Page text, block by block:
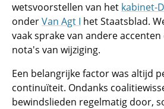
wetsvoorstellen van het kabinet-
onderVan Agt I het Staatsblad.
vaak sprake van andere
nota's van wijziging.
Een belangrijke factor was altijd
continuïteit. Ondanks
bewindslieden regelmatig door,